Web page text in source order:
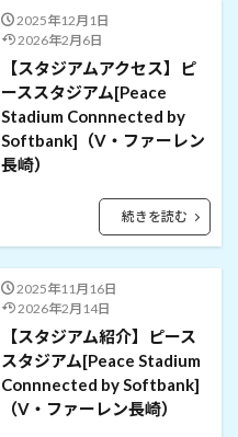
2025年12月1日
2026年2月6日
【スタジアムアクセス】ピ
ーススタジアム[Peace
Stadium Connnected by
Softbank]（V・ファーレン
長崎）
続きを読む
2025年11月16日
2026年2月14日
【スタジアム紹介】ピース
スタジアム[Peace Stadium
Connnected by Softbank]
（V・ファーレン長崎）